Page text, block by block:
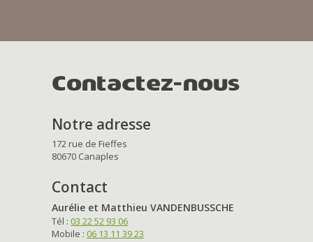
Contactez-nous
Notre adresse
172 rue de Fieffes
80670 Canaples
Contact
Aurélie et Matthieu VANDENBUSSCHE
Tél : 03 22 52 93 06
Mobile : 06 13 11 39 23